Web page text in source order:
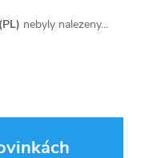
nebyly nalezeny...